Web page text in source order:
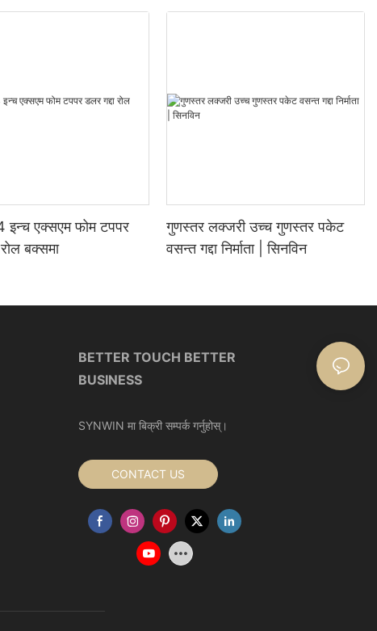
इन्च एक्सएम फोम टपपर
बक्समा
गुणस्तर लक्जरी उच्च गुणस्तर पकेट
वसन्त गद्दा निर्माता | सिनविन
BETTER TOUCH BETTER
BUSINESS
SYNWIN मा बिक्री सम्पर्क गर्नुहोस्।
CONTACT US